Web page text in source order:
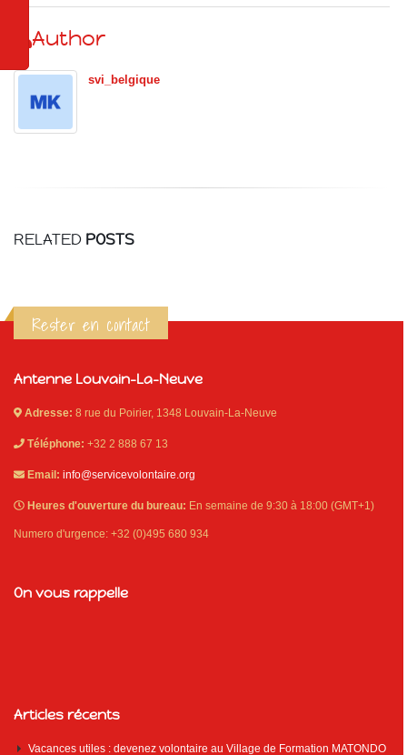
Author
svi_belgique
RELATED POSTS
Rester en contact
Antenne Louvain-La-Neuve
Adresse: 8 rue du Poirier, 1348 Louvain-La-Neuve
Téléphone: +32 2 888 67 13
Email: info@servicevolontaire.org
Heures d'ouverture du bureau: En semaine de 9:30 à 18:00 (GMT+1)
Numero d'urgence: +32 (0)495 680 934
On vous rappelle
Articles récents
Vacances utiles : devenez volontaire au Village de Formation MATONDO